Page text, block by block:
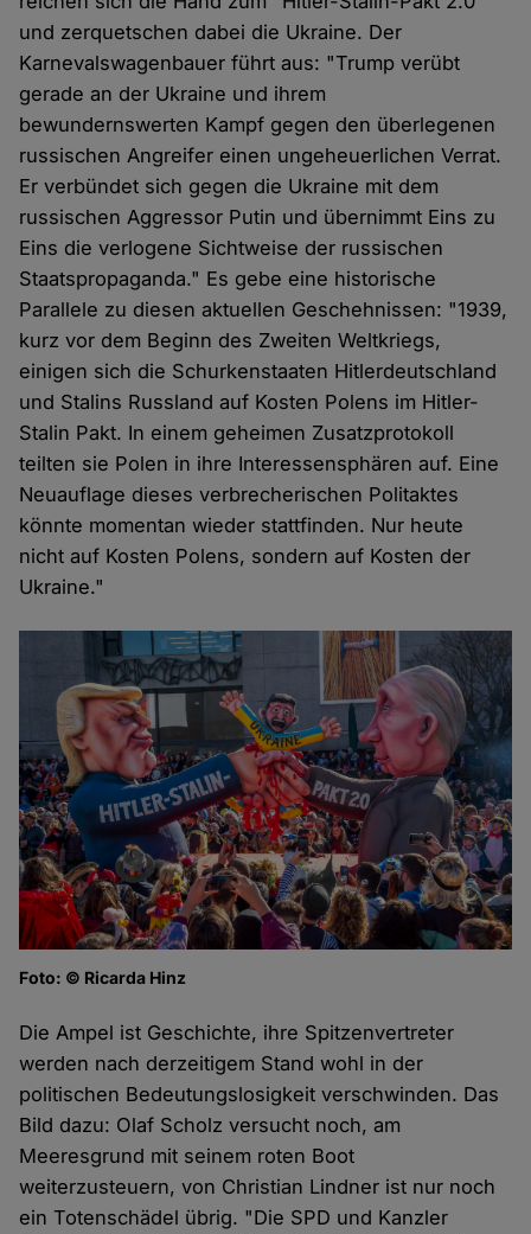
und zerquetschen dabei die Ukraine. Der
Karnevalswagenbauer führt aus: "Trump verübt
gerade an der Ukraine und ihrem
bewundernswerten Kampf gegen den überlegenen
russischen Angreifer einen ungeheuerlichen Verrat.
Er verbündet sich gegen die Ukraine mit dem
russischen Aggressor Putin und übernimmt Eins zu
Eins die verlogene Sichtweise der russischen
Staatspropaganda." Es gebe eine historische
Parallele zu diesen aktuellen Geschehnissen: "1939,
kurz vor dem Beginn des Zweiten Weltkriegs,
einigen sich die Schurkenstaaten Hitlerdeutschland
und Stalins Russland auf Kosten Polens im Hitler-
Stalin Pakt. In einem geheimen Zusatzprotokoll
teilten sie Polen in ihre Interessensphären auf. Eine
Neuauflage dieses verbrecherischen Politaktes
könnte momentan wieder stattfinden. Nur heute
nicht auf Kosten Polens, sondern auf Kosten der
Ukraine."
Foto: © Ricarda Hinz
Die Ampel ist Geschichte, ihre Spitzenvertreter
werden nach derzeitigem Stand wohl in der
politischen Bedeutungslosigkeit verschwinden. Das
Bild dazu: Olaf Scholz versucht noch, am
Meeresgrund mit seinem roten Boot
weiterzusteuern, von Christian Lindner ist nur noch
ein Totenschädel übrig. "Die SPD und Kanzler